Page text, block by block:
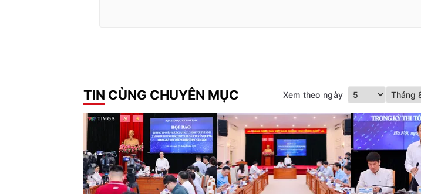
TIN CÙNG CHUYÊN MỤC Xem theo ngày